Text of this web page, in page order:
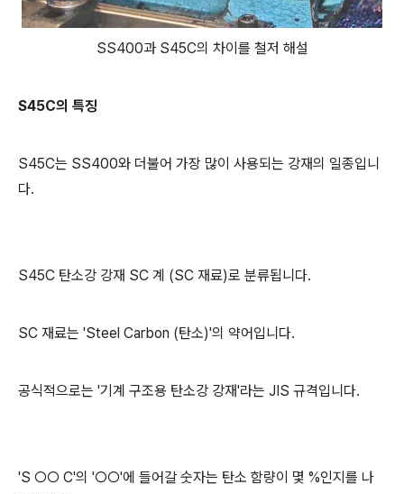
SS400과 S45C의 차이를 철저 해설
S45C의 특징
S45C는 SS400와 더불어 가장 많이 사용되는 강재의 일종입니
다.
S45C 탄소강 강재 SC 계 (SC 재료)로 분류됩니다.
SC 재료는 'Steel Carbon (탄소)'의 약어입니다.
공식적으로는 '기계 구조용 탄소강 강재'라는 JIS 규격입니다.
'S ○○ C'의 '○○'에 들어갈 숫자는 탄소 함량이 몇 %인지를 나